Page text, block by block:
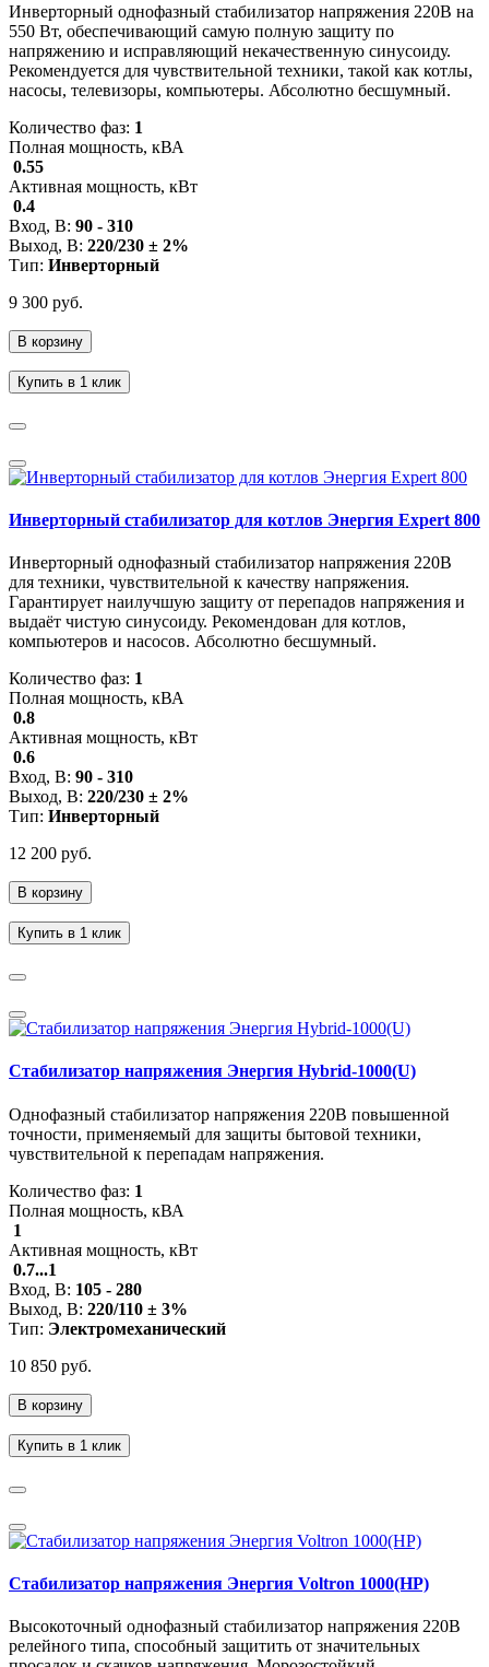
Инверторный однофазный стабилизатор напряжения 220В на
550 Вт, обеспечивающий самую полную защиту по
напряжению и исправляющий некачественную синусоиду.
Рекомендуется для чувствительной техники, такой как котлы,
насосы, телевизоры, компьютеры. Абсолютно бесшумный.
Количество фаз: 1
Полная мощность, кВА
0.55
Активная мощность, кВт
0.4
Вход, В: 90 - 310
Выход, В: 220/230 ± 2%
Тип: Инверторный
9 300 руб.
В корзину
Купить в 1 клик
Инверторный стабилизатор для котлов Энергия Expert 800
Инверторный однофазный стабилизатор напряжения 220В
для техники, чувствительной к качеству напряжения.
Гарантирует наилучшую защиту от перепадов напряжения и
выдаёт чистую синусоиду. Рекомендован для котлов,
компьютеров и насосов. Абсолютно бесшумный.
Количество фаз: 1
Полная мощность, кВА
0.8
Активная мощность, кВт
0.6
Вход, В: 90 - 310
Выход, В: 220/230 ± 2%
Тип: Инверторный
12 200 руб.
В корзину
Купить в 1 клик
Стабилизатор напряжения Энергия Hybrid-1000(U)
Однофазный стабилизатор напряжения 220В повышенной
точности, применяемый для защиты бытовой техники,
чувствительной к перепадам напряжения.
Количество фаз: 1
Полная мощность, кВА
1
Активная мощность, кВт
0.7...1
Вход, В: 105 - 280
Выход, В: 220/110 ± 3%
Тип: Электромеханический
10 850 руб.
В корзину
Купить в 1 клик
Стабилизатор напряжения Энергия Voltron 1000(HP)
Высокоточный однофазный стабилизатор напряжения 220В
релейного типа, способный защитить от значительных